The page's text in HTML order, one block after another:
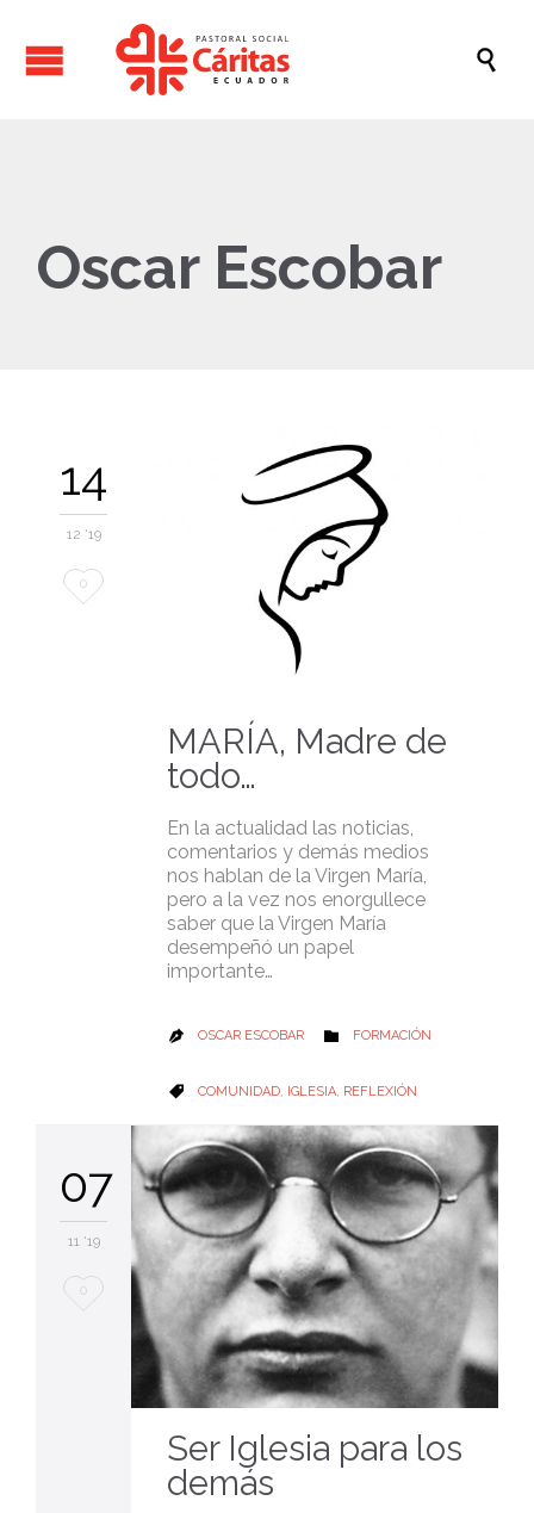

Oscar Escobar
14
12 '19
Love
0
MARÍA, Madre de
todo…
En la actualidad las noticias,
comentarios y demás medios
nos hablan de la Virgen María,
pero a la vez nos enorgullece
saber que la Virgen María
desempeñó un papel
importante…
 OSCAR ESCOBAR  CATEGORY
FORMACIÓN
 CATEGORY
COMUNIDAD, IGLESIA, REFLEXIÓN
07
11 '19
Love
0
Ser Iglesia para los
demás